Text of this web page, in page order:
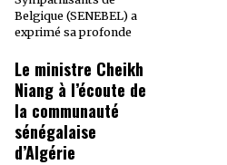
Belgique (SENEBEL) a
exprimé sa profonde
Le ministre Cheikh
Niang à l’écoute de
la communauté
sénégalaise
d’Algérie